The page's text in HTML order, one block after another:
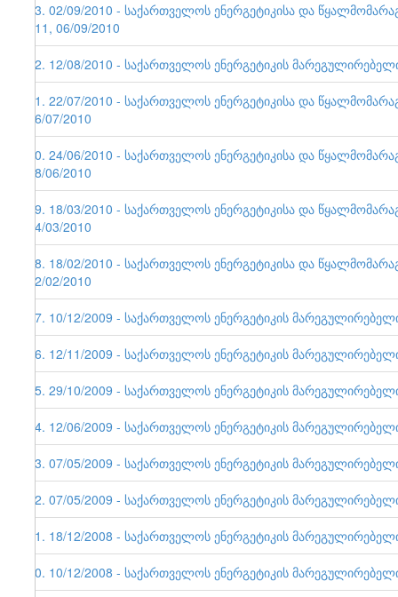
43. 02/09/2010 - საქართველოს ენერგეტიკისა და
111, 06/09/2010
42. 12/08/2010 - საქართველოს ენერგეტიკის
41. 22/07/2010 - საქართველოს ენერგეტიკისა და
26/07/2010
40. 24/06/2010 - საქართველოს ენერგეტიკისა და
28/06/2010
39. 18/03/2010 - საქართველოს ენერგეტიკისა და
24/03/2010
38. 18/02/2010 - საქართველოს ენერგეტიკისა და
22/02/2010
37. 10/12/2009 - საქართველოს ენერგეტიკის
36. 12/11/2009 - საქართველოს ენერგეტიკის
35. 29/10/2009 - საქართველოს ენერგეტიკის
34. 12/06/2009 - საქართველოს ენერგეტიკის
33. 07/05/2009 - საქართველოს ენერგეტიკის
32. 07/05/2009 - საქართველოს ენერგეტიკის
31. 18/12/2008 - საქართველოს ენერგეტიკის
30. 10/12/2008 - საქართველოს ენერგეტიკის